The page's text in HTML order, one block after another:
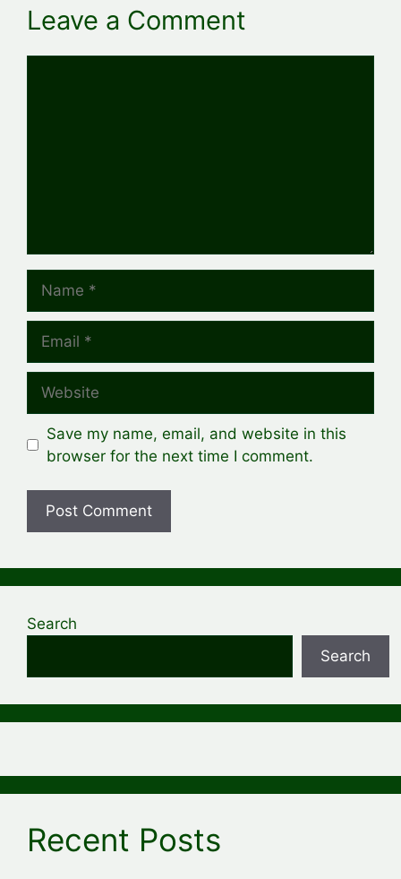
Leave a Comment
Save my name, email, and website in this
browser for the next time I comment.
Search
Search
Recent Posts